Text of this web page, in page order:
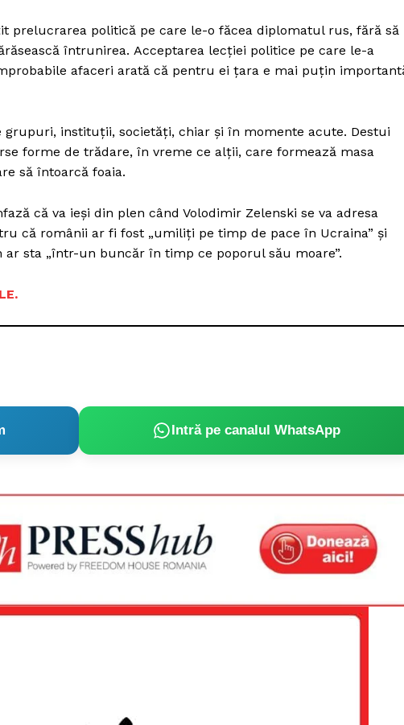
prelucrarea politică pe care le-o făcea diplomatul rus, fără să
întrunirea. Acceptarea lecției politice pe care le-a
afaceri arată că pentru ei țara e mai puțin
instituții, societăți, chiar și în momente acute. Destui
forme de trădare, în vreme ce alții, care formează masa
să întoarcă foaia.
că va ieși din plen când Volodimir Zelenski se va adresa
că românii ar fi fost „umiliţi pe timp de pace în Ucraina” şi
sta „într-un buncăr în timp ce poporul său moare”.
Intră pe canalul WhatsApp